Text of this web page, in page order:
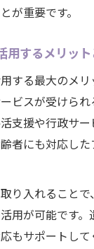
が重要です。
用するメリッ
する最大のメ
ビスが受けら
支援や行政サ
者にも対応し
り入れること
用が可能です。
もサポートし